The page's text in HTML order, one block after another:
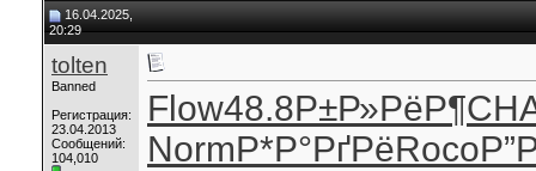
16.04.2025,
20:29
tolten
Banned
Регистрация:
23.04.2013
Сообщений:
104,010
Flow48.8Р±Р»РёР¶
NormР*Р°РґРёRoco